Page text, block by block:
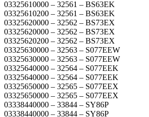
03325610000 – 32561 – BS63EK
03325610200 – 32561 – BS63EK
03325620000 – 32562 – BS73EX
03325620000 – 32562 – BS73EX
03325620200 – 32562 – BS73EX
03325630000 – 32563 – S077EEW
03325630000 – 32563 – S077EEW
03325640000 – 32564 – S077EEK
03325640000 – 32564 – S077EEK
03325650000 – 32565 – S077EEX
03325650000 – 32565 – S077EEX
03338440000 – 33844 – SY86P
03338440000 – 33844 – SY86P